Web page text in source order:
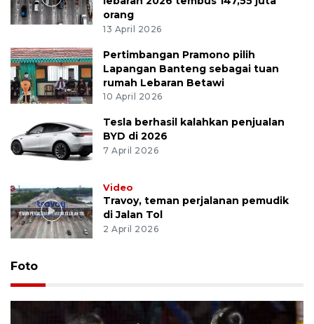
orang
13 April 2026
Pertimbangan Pramono pilih
Lapangan Banteng sebagai tuan
rumah Lebaran Betawi
10 April 2026
Tesla berhasil kalahkan penjualan
BYD di 2026
7 April 2026
Video
Travoy, teman perjalanan pemudik
di Jalan Tol
2 April 2026
Foto